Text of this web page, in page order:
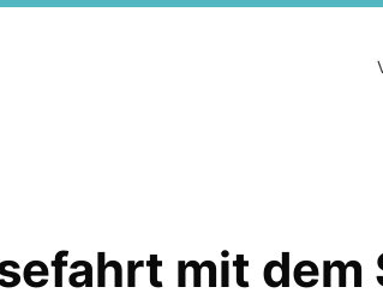
mit dem